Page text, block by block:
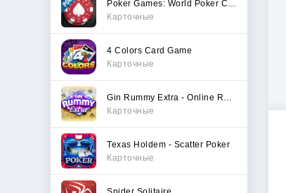
Карточные
4 Colors Card Game
Карточные
Карточные
Texas Holdem - Scatter Poker
Карточные